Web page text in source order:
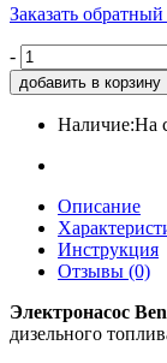
Заказать
-
добавить в корзину
Наличие:На
Описание
Инструкция
Отзывы (0)
Электронасос
дизельного